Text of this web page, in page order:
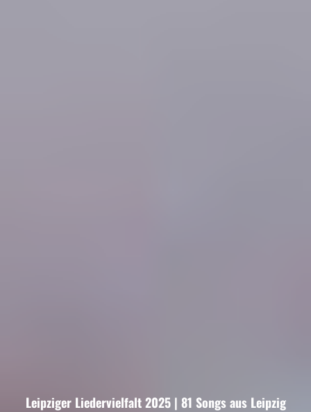
Leipziger Liedervielfalt 2025 | 81 Songs aus Leipzig